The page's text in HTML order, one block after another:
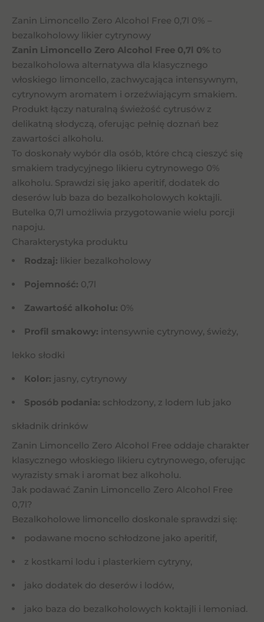
Zanin Limoncello Zero Alcohol Free 0,7l 0% –
bezalkoholowy likier cytrynowy
Zanin Limoncello Zero Alcohol Free 0,7l 0% to
bezalkoholowa alternatywa dla klasycznego
włoskiego limoncello, zachwycająca intensywnym,
cytrynowym aromatem i orzeźwiającym smakiem.
Produkt łączy naturalną świeżość cytrusów z
delikatną słodyczą, oferując pełnię doznań bez
zawartości alkoholu.
To doskonały wybór dla osób, które chcą cieszyć się
smakiem tradycyjnego likieru cytrynowego 0%
alkoholu. Sprawdzi się jako aperitif, dodatek do
deserów lub baza do bezalkoholowych koktajli.
Butelka 0,7l umożliwia przygotowanie wielu porcji
napoju.
Charakterystyka produktu
Rodzaj: likier bezalkoholowy
Pojemność: 0,7l
Zawartość alkoholu: 0%
Profil smakowy: intensywnie cytrynowy, świeży,
lekko słodki
Kolor: jasny, cytrynowy
Sposób podania: schłodzony, z lodem lub jako
składnik drinków
Zanin Limoncello Zero Alcohol Free oddaje charakter
klasycznego włoskiego likieru cytrynowego, oferując
wyrazisty smak i aromat bez alkoholu.
Jak podawać Zanin Limoncello Zero Alcohol Free
0,7l?
Bezalkoholowe limoncello doskonale sprawdzi się:
podawane mocno schłodzone jako aperitif,
z kostkami lodu i plasterkiem cytryny,
jako dodatek do deserów i lodów,
jako baza do bezalkoholowych koktajli i lemoniad.